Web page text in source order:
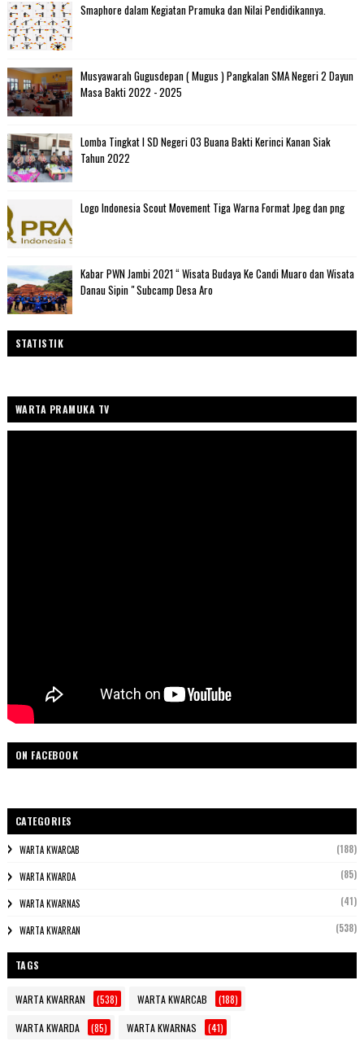
Smaphore dalam Kegiatan Pramuka dan Nilai Pendidikannya.
Musyawarah Gugusdepan ( Mugus ) Pangkalan SMA Negeri 2 Dayun
Masa Bakti 2022 - 2025
Lomba Tingkat I SD Negeri 03 Buana Bakti Kerinci Kanan Siak
Tahun 2022
Logo Indonesia Scout Movement Tiga Warna Format Jpeg dan png
Kabar PWN Jambi 2021 “ Wisata Budaya Ke Candi Muaro dan Wisata
Danau Sipin " Subcamp Desa Aro
STATISTIK
WARTA PRAMUKA TV
ON FACEBOOK
CATEGORIES
WARTA KWARCAB (188)
WARTA KWARDA (85)
WARTA KWARNAS (41)
WARTA KWARRAN (538)
TAGS
WARTA KWARRAN (538) WARTA KWARCAB (188)
WARTA KWARDA (85) WARTA KWARNAS (41)